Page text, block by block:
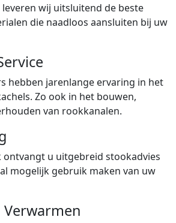
wij uitsluitend de beste
die naadloos aansluiten bij uw
hebben jarenlange ervaring in het
Zo ook in het bouwen,
van rookkanalen.
ontvangt u uitgebreid stookadvies
mogelijk gebruik maken van uw